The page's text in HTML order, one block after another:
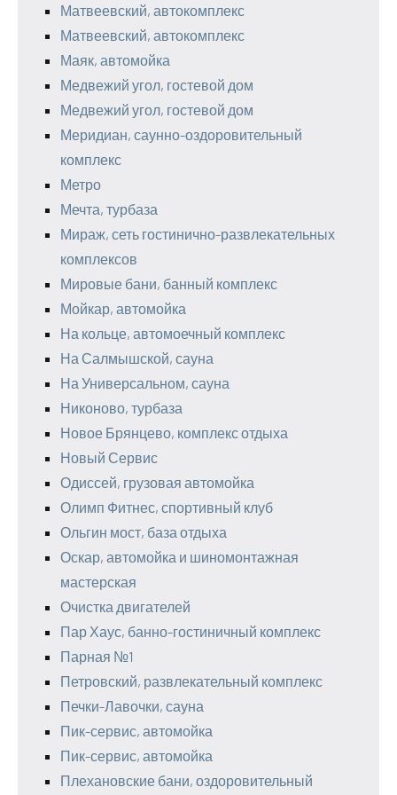
Матвеевский, автокомплекс
Матвеевский, автокомплекс
Маяк, автомойка
Медвежий угол, гостевой дом
Медвежий угол, гостевой дом
Меридиан, саунно-оздоровительный
комплекс
Метро
Мечта, турбаза
Мираж, сеть гостинично-развлекательных
комплексов
Мировые бани, банный комплекс
Мойкар, автомойка
На кольце, автомоечный комплекс
На Салмышской, сауна
На Универсальном, сауна
Никоново, турбаза
Новое Брянцево, комплекс отдыха
Новый Сервис
Одиссей, грузовая автомойка
Олимп Фитнес, спортивный клуб
Ольгин мост, база отдыха
Оскар, автомойка и шиномонтажная
мастерская
Очистка двигателей
Пар Хаус, банно-гостиничный комплекс
Парная №1
Петровский, развлекательный комплекс
Печки-Лавочки, сауна
Пик-сервис, автомойка
Пик-сервис, автомойка
Плехановские бани, оздоровительный